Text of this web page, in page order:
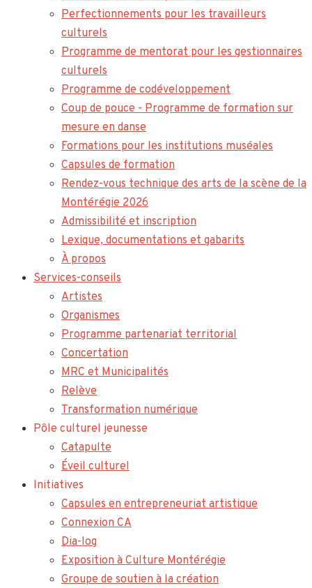
Perfectionnements pour les travailleurs
culturels
Programme de mentorat pour les gestionnaires
culturels
Programme de codéveloppement
Coup de pouce - Programme de formation sur
mesure en danse
Formations pour les institutions muséales
Capsules de formation
Rendez-vous technique des arts de la scène de la
Montérégie 2026
Admissibilité et inscription
Lexique, documentations et gabarits
À propos
Services-conseils
Artistes
Organismes
Programme partenariat territorial
Concertation
MRC et Municipalités
Relève
Transformation numérique
Pôle culturel jeunesse
Catapulte
Éveil culturel
Initiatives
Capsules en entrepreneuriat artistique
Connexion CA
Dia-log
Exposition à Culture Montérégie
Groupe de soutien à la création